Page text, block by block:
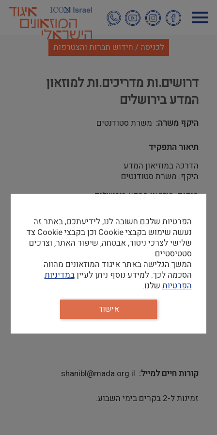
לתוכן
העיקרי
לכניסה / חידוש חברות והצטרפות
דרושים.ות מדריכים.ות למוזאון
המדע בירושלים
היקף משרה משרת סטודנטים
תיאור התפקיד
הדרכה במוזיאון המדע
היקף: משרת סטודנטים
מיקום: מוזיאון המדע בירושלים
צעירה, צמוד לקמפוס. אפשרות לעבוד בשבת.
דרישות סף
סטודנטים לתואר ראשון/שני במקצועות
המדעים/הנדסה/חינוך
רקע בהדרכה
אהבה ועניין בעולמות המדע, טכנולוגיה ומייק
קורות חיים, בציון "עבור משרת הדרכה במוזיאון"
קורות חיים למייל shanibl@mada.org.il
זמינות ל-2 בקרים בימי השבוע.
הפרטיות שלכם חשובה לנו, לידיעתכם, באתר זה
נעשה שימוש בקבצי Cookie וכן בקבצי Cookie צד
שלישי לצרכי ניטור, אבטחה, שיפור האתר, וצרכים
סטטיסטיים.
המשך הגלישה באתר איגוד המוזאונים מהווה
הסכמה לכך. למידע נוסף ניתן לעייןבמדיניות
הפרטיותשלנו.
אישור